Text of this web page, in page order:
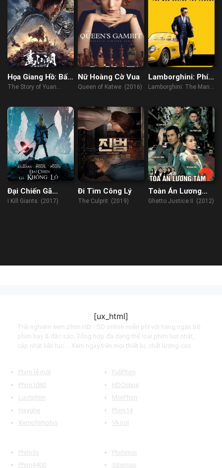
Họa Giang Hồ: Bất
Lương Soái
The Story of Yuan
Nữ Hoàng Cờ Vua
Queen of Katwe (2016)
Lamborghini: Phía
Sau Người Đàn
Lamborghini: The Man
(2022)
Đại Chiến Gã
Khổng Lồ
I Kill Giants (2017)
Đi Tìm Công Lý
The Culprit (2019)
Toàn Án Lương
Tâm 2
Ghetto Justice II (2012)